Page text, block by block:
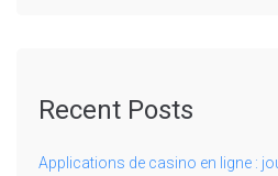
Recent Posts
Applications de casino en ligne :